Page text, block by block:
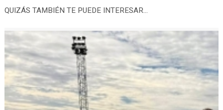
QUIZÁS TAMBIÉN TE PUEDE INTERESAR...